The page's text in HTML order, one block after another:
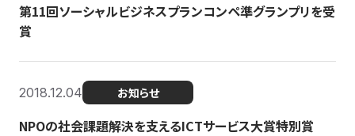
第11回ソーシャルビジネスプランコンペ準グランプリを受
賞
2018.12.04 お知らせ
NPOの社会課題解決を支えるICTサービス大賞特別賞